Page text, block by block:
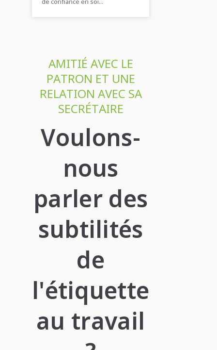
AMITIÉ AVEC LE
PATRON ET UNE
RELATION AVEC SA
SECRÉTAIRE
Voulons-
nous
parler des
subtilités
de
l'étiquette
au travail